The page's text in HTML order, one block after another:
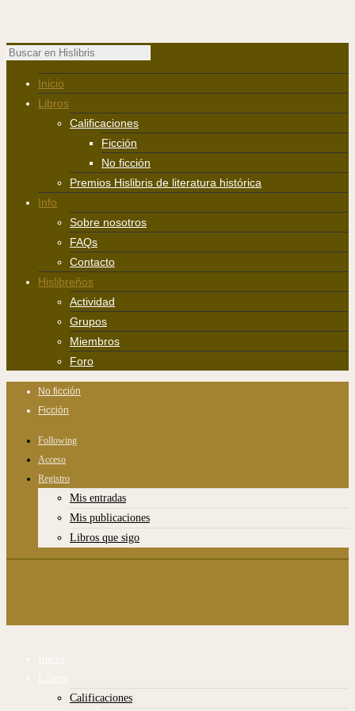
Inicio
Libros
Calificaciones
Ficción
No ficción
Premios Hislibris de literatura histórica
Info
Sobre nosotros
FAQs
Contacto
Hislibreños
Actividad
Grupos
Miembros
Foro
No ficción
Ficción
Following
Acceso
Registro
Mis entradas
Mis publicaciones
Libros que sigo
Inicio
Libros
Calificaciones